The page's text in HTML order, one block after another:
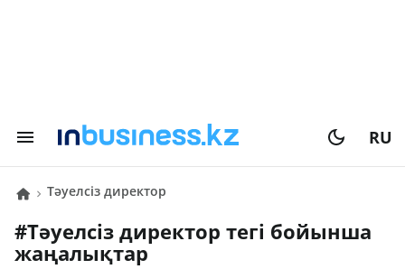
RU
тәуелсіз директор
# тәуелсіз директор тегі бойынша
жаңалықтар